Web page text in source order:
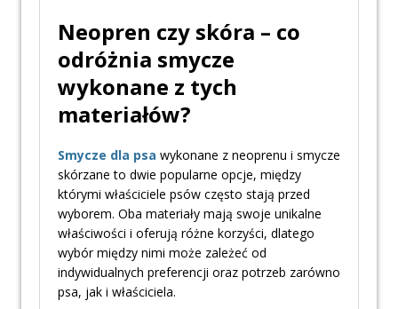
Neopren czy skóra – co
odróżnia smycze
wykonane z tych
materiałów?
Smycze dla psa wykonane z neoprenu i smycze
skórzane to dwie popularne opcje, między
którymi właściciele psów często stają przed
wyborem. Oba materiały mają swoje unikalne
właściwości i oferują różne korzyści, dlatego
wybór między nimi może zależeć od
indywidualnych preferencji oraz potrzeb zarówno
psa, jak i właściciela.